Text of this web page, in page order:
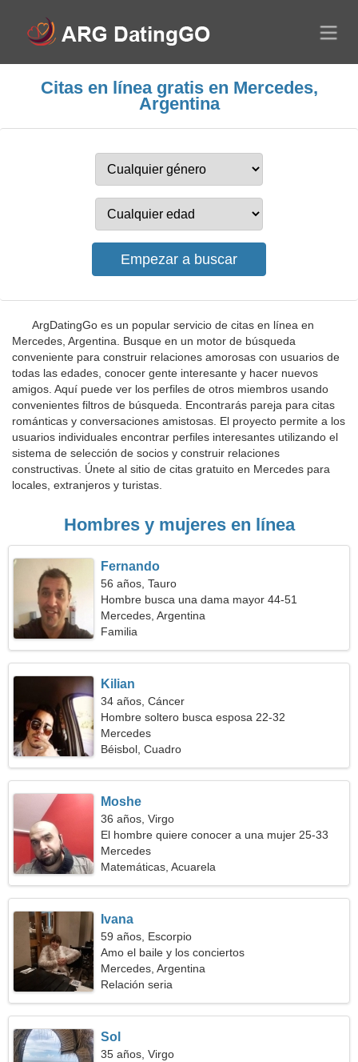
Citas en línea gratis en Mercedes,
Argentina
ArgDatingGo es un popular servicio de citas en línea en
Mercedes, Argentina. Busque en un motor de búsqueda
conveniente para construir relaciones amorosas con usuarios de
todas las edades, conocer gente interesante y hacer nuevos
amigos. Aquí puede ver los perfiles de otros miembros usando
convenientes filtros de búsqueda. Encontrarás pareja para citas
románticas y conversaciones amistosas. El proyecto permite a los
usuarios individuales encontrar perfiles interesantes utilizando el
sistema de selección de socios y construir relaciones
constructivas. Únete al sitio de citas gratuito en Mercedes para
locales, extranjeros y turistas.
Hombres y mujeres en línea
Fernando
56 años, Tauro
Hombre busca una dama mayor 44-51
Mercedes, Argentina
Familia
Kilian
34 años, Cáncer
Hombre soltero busca esposa 22-32
Mercedes
Béisbol, Cuadro
Moshe
36 años, Virgo
El hombre quiere conocer a una mujer 25-33
Mercedes
Matemáticas, Acuarela
Ivana
59 años, Escorpio
Amo el baile y los conciertos
Mercedes, Argentina
Relación seria
Sol
35 años, Virgo